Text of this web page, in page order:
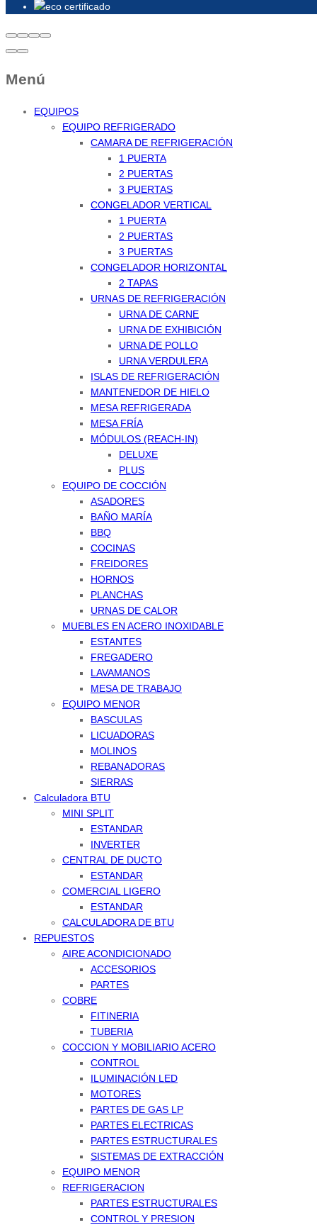
Menú
EQUIPOS
EQUIPO REFRIGERADO
CAMARA DE REFRIGERACIÓN
1 PUERTA
2 PUERTAS
3 PUERTAS
CONGELADOR VERTICAL
1 PUERTA
2 PUERTAS
3 PUERTAS
CONGELADOR HORIZONTAL
2 TAPAS
URNAS DE REFRIGERACIÓN
URNA DE CARNE
URNA DE EXHIBICIÓN
URNA DE POLLO
URNA VERDULERA
ISLAS DE REFRIGERACIÓN
MANTENEDOR DE HIELO
MESA REFRIGERADA
MESA FRÍA
MÓDULOS (REACH-IN)
DELUXE
PLUS
EQUIPO DE COCCIÓN
ASADORES
BAÑO MARÍA
BBQ
COCINAS
FREIDORES
HORNOS
PLANCHAS
URNAS DE CALOR
MUEBLES EN ACERO INOXIDABLE
ESTANTES
FREGADERO
LAVAMANOS
MESA DE TRABAJO
EQUIPO MENOR
BASCULAS
LICUADORAS
MOLINOS
REBANADORAS
SIERRAS
Calculadora BTU
MINI SPLIT
ESTANDAR
INVERTER
CENTRAL DE DUCTO
ESTANDAR
COMERCIAL LIGERO
ESTANDAR
CALCULADORA DE BTU
REPUESTOS
AIRE ACONDICIONADO
ACCESORIOS
PARTES
COBRE
FITINERIA
TUBERIA
COCCION Y MOBILIARIO ACERO
CONTROL
ILUMINACIÓN LED
MOTORES
PARTES DE GAS LP
PARTES ELECTRICAS
PARTES ESTRUCTURALES
SISTEMAS DE EXTRACCIÓN
EQUIPO MENOR
REFRIGERACION
PARTES ESTRUCTURALES
CONTROL Y PRESION